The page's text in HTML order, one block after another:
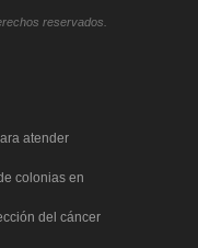
reservados.
atender
colonias en
del cáncer